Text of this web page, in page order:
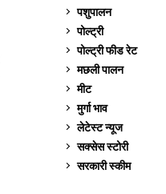
पशुपालन
पोल्ट्री
पोल्ट्री फीड रेट
मछली पालन
मीट
मुर्गा भाव
लेटेस्ट न्यूज
सक्सेस स्टो‍री
सरकारी स्की‍म